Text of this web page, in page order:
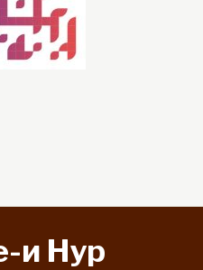
и Hyp